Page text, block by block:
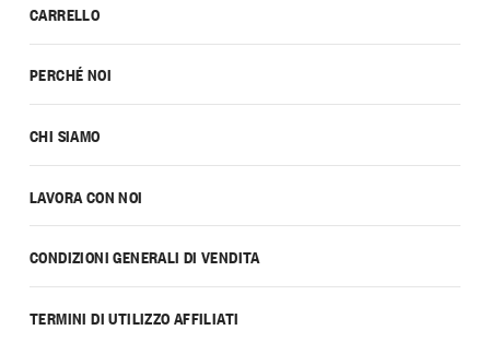
CARRELLO
PERCHÉ NOI
CHI SIAMO
LAVORA CON NOI
CONDIZIONI GENERALI DI VENDITA
TERMINI DI UTILIZZO AFFILIATI